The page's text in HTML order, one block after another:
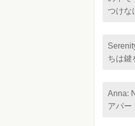
つけな
ちは鍵
Anna:
アパー